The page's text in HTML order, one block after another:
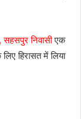
निवासीएक
हिरासत में लिया